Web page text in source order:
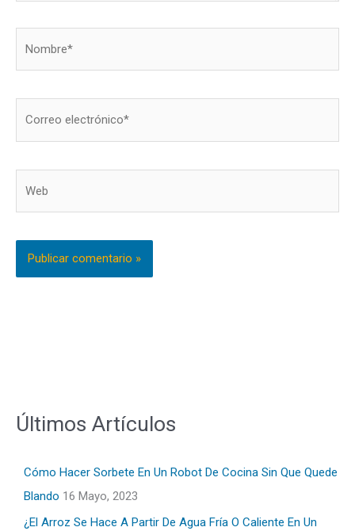
Últimos Artículos
Cómo Hacer Sorbete En Un Robot De Cocina Sin Que Quede
Blando 16 Mayo, 2023
¿El Arroz Se Hace A Partir De Agua Fría O Caliente En Un